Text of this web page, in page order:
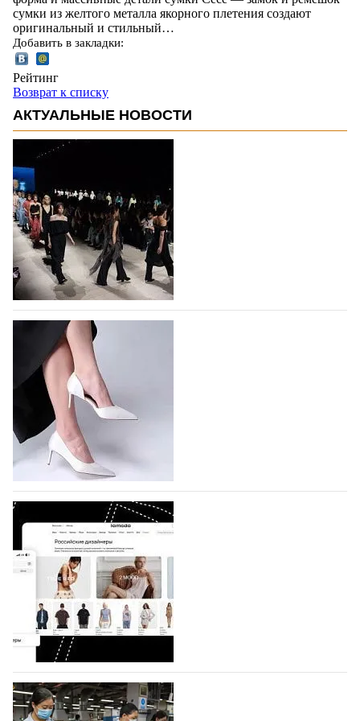
сумки из желтого металла якорного плетения создают
оригинальный и стильный…
Добавить в закладки:
Рейтинг
Возврат к списку
АКТУАЛЬНЫЕ НОВОСТИ
На участие в Московской неделе моды
подано 1047 заявок
На участие в седьмой Московской неделе моды,
которая пройдет в российской столице с 26 сентября
по 1 октября, уже подано 1047 заявок. Примерно
половину из них (494) прислали дизайнеры,
коллекции которых не были представлены в…
07.08.2026 857
BALLINA представит свои новинки на Euro
Shoes
Компания BALLINA Guangzhou Lihuang Footwear
Co., Ltd., основанная в 2011 году и расположенная в
Гуанчжоу, столице моды Китая, является
профессиональной обувной компанией,
объединяющей разработку, производство и…
07.08.2026 726
На платформе Lamoda - новый раздел и
условия продвижения локальных